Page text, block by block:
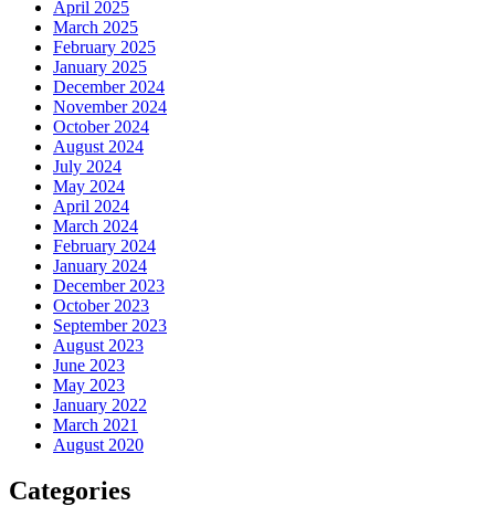
April 2025
March 2025
February 2025
January 2025
December 2024
November 2024
October 2024
August 2024
July 2024
May 2024
April 2024
March 2024
February 2024
January 2024
December 2023
October 2023
September 2023
August 2023
June 2023
May 2023
January 2022
March 2021
August 2020
Categories